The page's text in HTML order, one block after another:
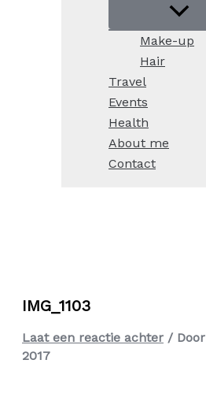
Make-up
Hair
Travel
Events
Health
About me
Contact
IMG_1103
Laat een reactie achter / Door
2017